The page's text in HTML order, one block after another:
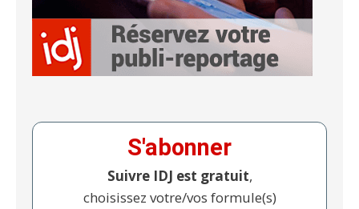
S'abonner
Suivre IDJ est gratuit,
choisissez votre/vos formule(s)